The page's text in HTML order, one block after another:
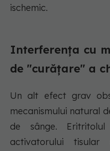
ischemic.
Interferența cu
de "curățare" a
Un alt efect grav
mecanismului natural
de sânge.
activatorului tisular